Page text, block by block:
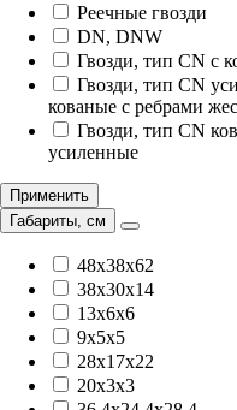
Реечные гвозди
DN, DNW
Гвозди, тип CN с
Гвозди, тип CN
кованые с ребрами
Гвозди, тип CN
усиленные
Применить
Габариты, см
48х38х62
38x30x14
13x6x6
9x5x5
28x17x22
20x3x3